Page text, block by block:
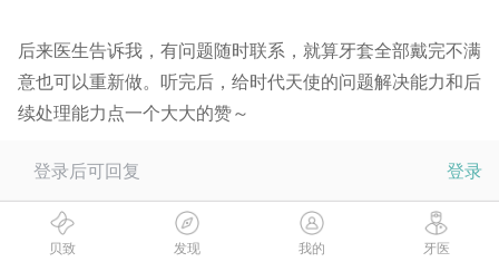
后来医生告诉我，有问题随时联系，就算牙套全部戴完不满
意也可以重新做。听完后， 给时代天使的问题解决能力和后
续处理能力点一个大大的赞～
登录后可回复 登录
贝致 发现 我的 牙医